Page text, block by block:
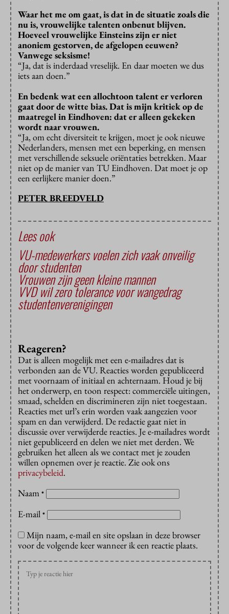
Waar het me om gaat, is dat in de situatie zoals die
nu is, vrouwelijke talenten onbenut blijven.
Hoeveel vrouwelijke Einsteins zijn er niet
anoniem gestorven, de afgelopen eeuwen?
Vanwege seksisme!
“Ja, dat is inderdaad vreselijk. En daar moeten we dus
iets aan doen.”
En bedenk wat een allochtoon talent er verloren
gaat door de witte bias. Dat is mijn kritiek op de
maatregel in Eindhoven: dat er alleen gekeken
wordt naar vrouwen.
“Ja, om echt diversiteit te krijgen, moet je ook nieuwe
Nederlanders, mensen met een beperking, en mensen
met verschillende seksuele oriëntaties betrekken. Maar
niet op de manier van TU Eindhoven. Dat moet je op
een eerlijkere manier doen.”
PETER BREEDVELD
Lees ook
VU-medewerkers voelen zich vaak onveilig
door studenten
Vrouwen zijn geen kleine mannen
VVD wil zero tolerance voor wangedrag
studentenverenigingen
Reageren?
Dat is alleen mogelijk met een e-mailadres dat is
verbonden aan de VU. Reacties worden gepubliceerd
met voornaam of initiaal en achternaam. Houd je bij
het onderwerp, en toon respect: commerciële uitingen,
smaad, schelden en discrimineren zijn niet toegestaan.
Reacties met url’s erin worden vaak aangezien voor
spam en dan verwijderd. De redactie gaat niet in
discussie over verwijderde reacties. Je e-mailadres wordt
niet gepubliceerd en delen we niet met derden. We
gebruiken het alleen als we contact met je zouden
willen opnemen over je reactie. Zie ook ons
privacybeleid.
Naam *
E-mail *
Mijn naam, e-mail en site opslaan in deze browser
voor de volgende keer wanneer ik een reactie plaats.